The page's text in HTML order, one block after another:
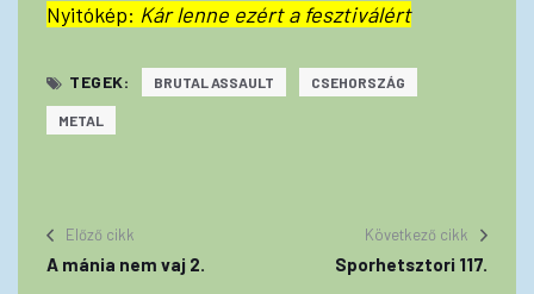
Nyitókép: Kár lenne ezért a fesztiválért
TEGEK: BRUTAL ASSAULT CSEHORSZÁG
METAL
Előző cikk
A mánia nem vaj 2.
Következő cikk
Sporhetsztori 117.